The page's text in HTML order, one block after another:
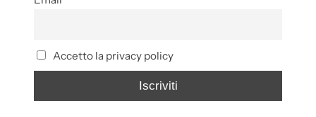
Accetto la privacy policy